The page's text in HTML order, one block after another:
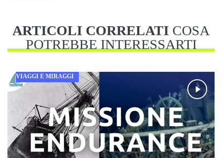
ARTICOLI CORRELATI COSA
POTREBBE INTERESSARTI
VIAGGI E MIRAGGI